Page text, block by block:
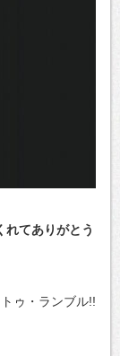
てありがとう
ゥ・ランブル!!